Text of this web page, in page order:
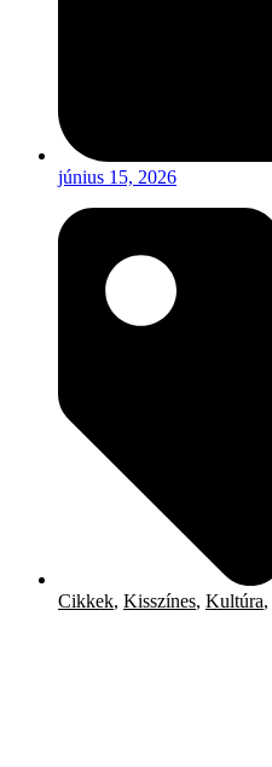
június 15, 2026
Cikkek, Kisszínes, Kultúra,